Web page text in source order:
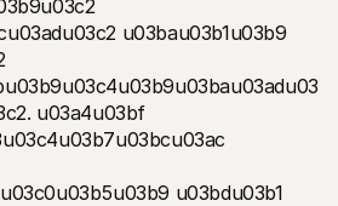
u03bau03b1u03b9
u03a4u03bf
u03bdu03b1